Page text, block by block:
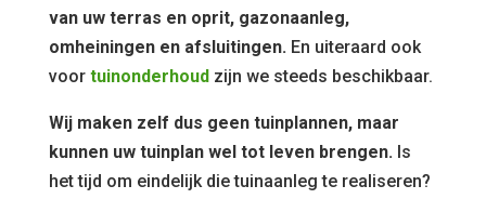
van uw terras en oprit, gazonaanleg,
omheiningen en afsluitingen. En uiteraard ook
voor tuinonderhoudzijn we steeds beschikbaar.
Wij maken zelf dus geen tuinplannen, maar
kunnen uw tuinplan wel tot leven brengen. Is
het tijd om eindelijk die tuinaanleg te realiseren?